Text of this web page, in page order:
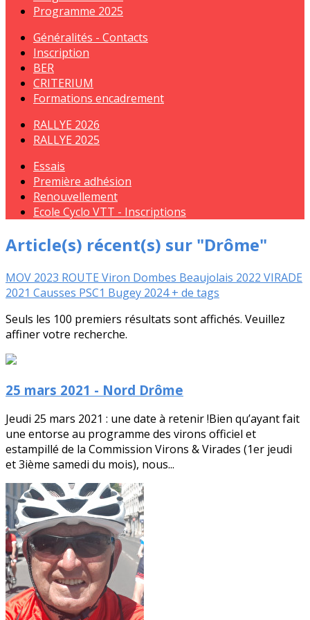
Programme 2025
Généralités - Contacts
Inscription
BER
CRITERIUM
Formations encadrement
RALLYE 2026
RALLYE 2025
Essais
Première adhésion
Renouvellement
Ecole Cyclo VTT - Inscriptions
Article(s) récent(s) sur "Drôme"
MOV 2023 ROUTE Viron Dombes Beaujolais 2022 VIRADE
2021 Causses PSC1 Bugey 2024+ de tags
Seuls les 100 premiers résultats sont affichés. Veuillez
affiner votre recherche.
25 mars 2021 - Nord Drôme
Jeudi 25 mars 2021 : une date à retenir !Bien qu’ayant fait
une entorse au programme des virons officiel et
estampillé de la Commission Virons & Virades (1er jeudi
et 3ième samedi du mois), nous...